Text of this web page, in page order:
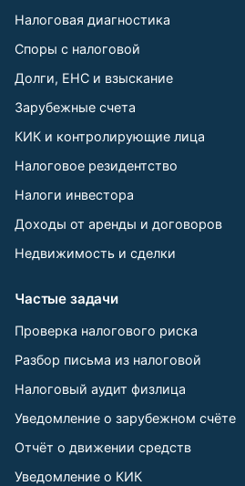
Налоговая диагностика
Споры с налоговой
Долги, ЕНС и взыскание
Зарубежные счета
КИК и контролирующие лица
Налоговое резидентство
Налоги инвестора
Доходы от аренды и договоров
Недвижимость и сделки
Частые задачи
Проверка налогового риска
Разбор письма из налоговой
Налоговый аудит физлица
Уведомление о зарубежном счёте
Отчёт о движении средств
Уведомление о КИК